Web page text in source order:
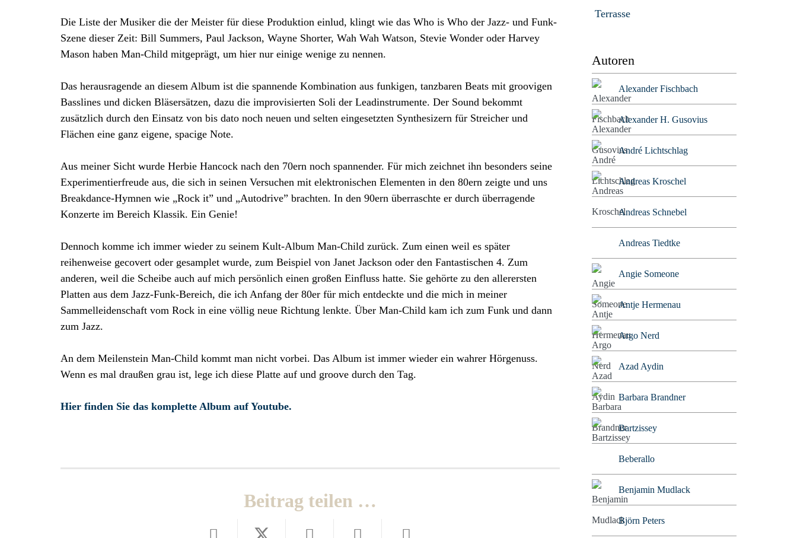
Die Liste der Musiker die der Meister für diese Produktion einlud, klingt wie das Who is Who der Jazz- und Funk-
Szene dieser Zeit: Bill Summers, Paul Jackson, Wayne Shorter, Wah Wah Watson, Stevie Wonder oder Harvey
Mason haben Man-Child mitgeprägt, um hier nur einige wenige zu nennen.
Das herausragende an diesem Album ist die spannende Kombination aus funkigen, tanzbaren Beats mit groovigen
Basslines und dicken Bläsersätzen, dazu die improvisierten Soli der Leadinstrumente. Der Sound bekommt
zusätzlich durch den Einsatz von bis dato noch neuen und selten eingesetzten Synthesizern für Streicher und
Flächen eine ganz eigene, spacige Note.
Aus meiner Sicht wurde Herbie Hancock nach den 70ern noch spannender. Für mich zeichnet ihn besonders seine
Experimentierfreude aus, die sich in seinen Versuchen mit elektronischen Elementen in den 80ern zeigte und uns
Breakdance-Hymnen wie „Rock it” und „Autodrive” brachten. In den 90ern überraschte er durch überragende
Konzerte im Bereich Klassik. Ein Genie!
Dennoch komme ich immer wieder zu seinem Kult-Album Man-Child zurück. Zum einen weil es später
reihenweise gecovert oder gesamplet wurde, zum Beispiel von Janet Jackson oder den Fantastischen 4. Zum
anderen, weil die Scheibe auch auf mich persönlich einen großen Einfluss hatte. Sie gehörte zu den allerersten
Platten aus dem Jazz-Funk-Bereich, die ich Anfang der 80er für mich entdeckte und die mich in meiner
Sammelleidenschaft vom Rock in eine völlig neue Richtung lenkte. Über Man-Child kam ich zum Funk und dann
zum Jazz.
An dem Meilenstein Man-Child kommt man nicht vorbei. Das Album ist immer wieder ein wahrer Hörgenuss.
Wenn es mal draußen grau ist, lege ich diese Platte auf und groove durch den Tag.
Hier finden Sie das komplette Album auf Youtube.
Beitrag teilen …
Terrasse
Autoren
Alexander Fischbach
Alexander H. Gusovius
André Lichtschlag
Andreas Kroschel
Andreas Schnebel
Andreas Tiedtke
Angie Someone
Antje Hermenau
Argo Nerd
Azad Aydin
Barbara Brandner
Bartzissey
Beberallo
Benjamin Mudlack
Björn Peters